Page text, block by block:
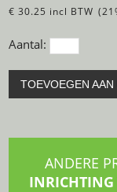
€ 30.25 incl BTW
Aantal:
TOEVOEGEN
ANDERE
INRICHTING